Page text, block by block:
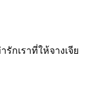
กเราที่ให้จางเจีย